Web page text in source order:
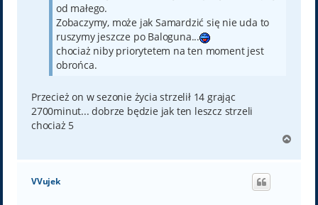
od małego.
Zobaczymy, może jak Samardzić się nie uda to
ruszymy jeszcze po Baloguna...
chociaż niby priorytetem na ten moment jest
obrońca.
Przecież on w sezonie życia strzelił 14 grając
2700minut... dobrze będzie jak ten leszcz strzeli
chociaż 5
g
VVujek